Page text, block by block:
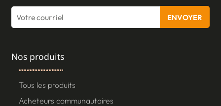
ENVOYER
Nos produits
Tous les produits
Acheteurs communautaires